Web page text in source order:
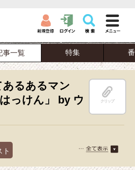
事一覧 特集
あるあるマン
っけん」 by ウ
クリップ
ト